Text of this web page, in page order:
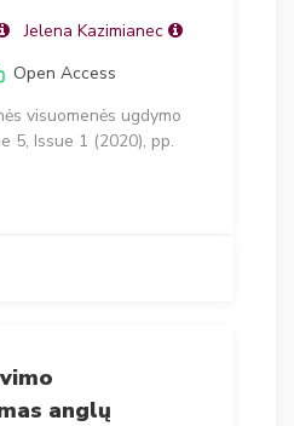
Jelena Kazimianec
Open Access
visuomenės ugdymo
5, Issue 1 (2020), pp.
anglų